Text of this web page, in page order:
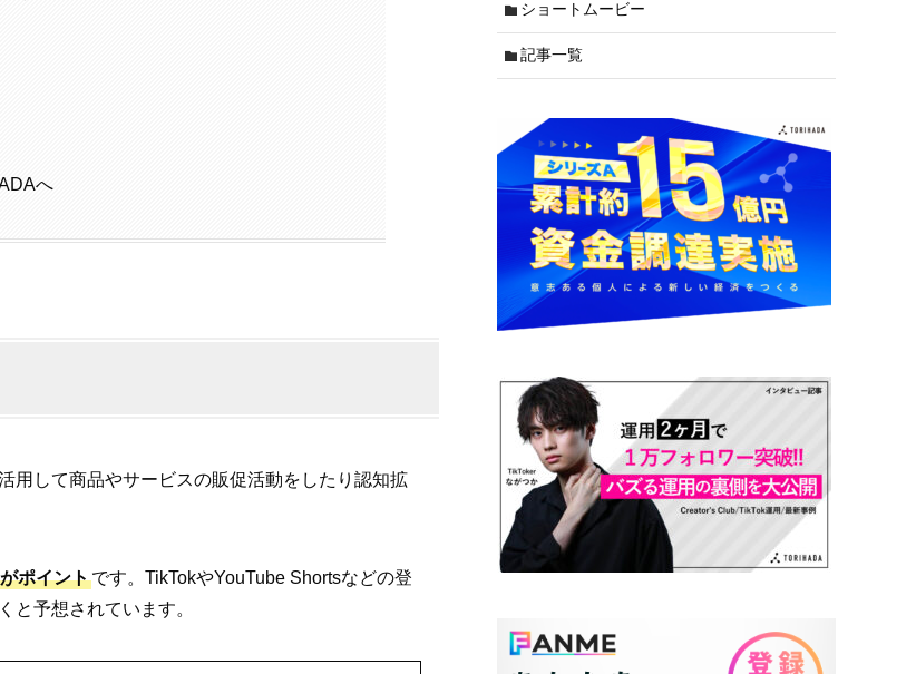
へ
用して商品やサービスの販促活動をしたり認知拡
ポイントです。TikTokやYouTube Shortsなどの登
と予想されています。
ショートムービー
記事一覧